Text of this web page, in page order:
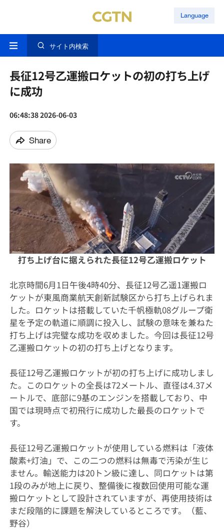
Language
サイト内検索
長征12号乙運搬ロケットの初の打ち上げ
に成功
06:48:38 2026-06-03
Share
打ち上げ台に据えられた長征12号乙運搬ロケット
北京時間6月1日午後4時40分、長征12号乙遥1運搬ロ
ケットが東風商業航天創新試験区から打ち上げられま
した。ロケットは搭載していた千帆極軌08グループ衛
星を予定の軌道に順調に投入し、試験の意味を兼ねた
打ち上げは完璧な成功を収めました。今回は長征12号
乙運搬ロケットの初の打ち上げとなります。
長征12号乙運搬ロケットが初の打ち上げに成功しまし
た。このロケットの全長は72メートル、直径は4.37メ
ートルで、底部に9基のエンジンを搭載しており、中
国では現時点で初飛行に成功した最長のロケットで
す。
長征12号乙運搬ロケットが使用している燃料は「液体
酸素+灯油」で、この二つの燃料は無毒で汚染が生じ
ません。輸送能力は20トン級に達し、同ロケットは第
1段のみが地上に戻り、整備後に複数回使用可能な運
搬ロケットとして設計されていますが、再使用技術は
まだ段階的に課題を解決しているところです。（藍、
野谷）